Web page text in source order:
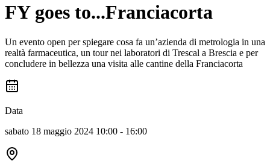
FY goes to...Franciacorta
Un evento open per spiegare cosa fa un’azienda di metrologia in una
realtà farmaceutica, un tour nei laboratori di Trescal a Brescia e per
concludere in bellezza una visita alle cantine della Franciacorta
Data
sabato 18 maggio 2024 10:00 - 16:00